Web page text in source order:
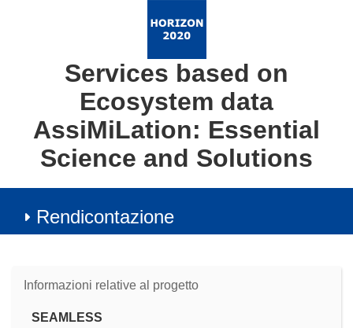
Services based on
Ecosystem data
AssiMiLation: Essential
Science and Solutions
Rendicontazione
Informazioni relative al progetto
SEAMLESS